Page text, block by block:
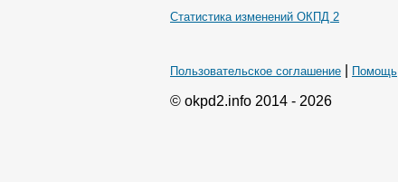
Статистика изменений ОКПД 2
Пользовательское соглашение Помощь
© okpd2.info 2014 - 2026